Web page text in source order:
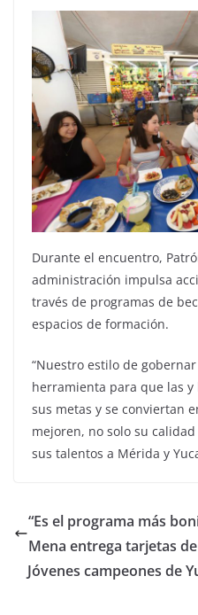
Durante el encuentro,
administración impulsa
través de programas de
espacios de formación.
“Nuestro estilo de
herramienta para que las
sus metas y se conviertan
mejoren, no solo su
sus talentos a Mérida y
“Es el programa más
Mena entrega tarjetas
Jóvenes campeones de